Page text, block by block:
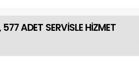
ADET SERVİSLE HİZMET